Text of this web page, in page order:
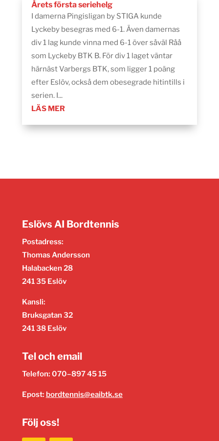
Årets första seriehelg
I damerna Pingisligan by STIGA kunde
Lyckeby besegras med 6-1. Även damernas
div 1 lag kunde vinna med 6-1 över såväl Råå
som Lyckeby BTK B. För div 1 laget väntar
härnäst Varbergs BTK, som ligger 1 poäng
efter Eslöv, också dem obesegrade hitintills i
serien. I...
LÄS MER
Eslövs AI Bordtennis
Postadress:
Thomas Andersson
Halabacken 28
241 35 Eslöv
Kansli:
Bruksgatan 32
241 38 Eslöv
Tel och email
Telefon: 070–897 45 15
Epost: bordtennis@eaibtk.se
Följ oss!